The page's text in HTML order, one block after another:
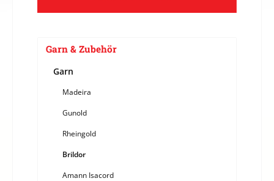
Garn & Zubehör
Garn
Madeira
Gunold
Rheingold
Brildor
Amann Isacord